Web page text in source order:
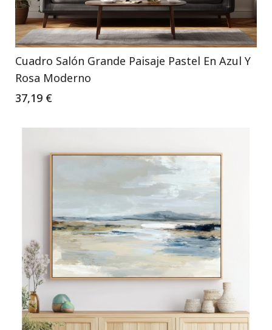
Cuadro Salón Grande Paisaje Pastel En Azul Y
Rosa Moderno
37,19 €